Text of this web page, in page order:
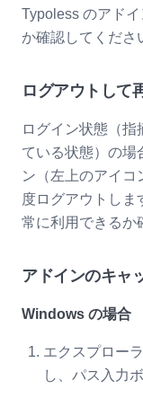
Typoless のアド
か確認してくださ
ログアウトして
ログイン状態（
ている状態）の場
ン（左上のアイコ
度ログアウトしま
常に利用できるか
アドインのキャ
Windows の場合
エクスプロー
し、パス入力